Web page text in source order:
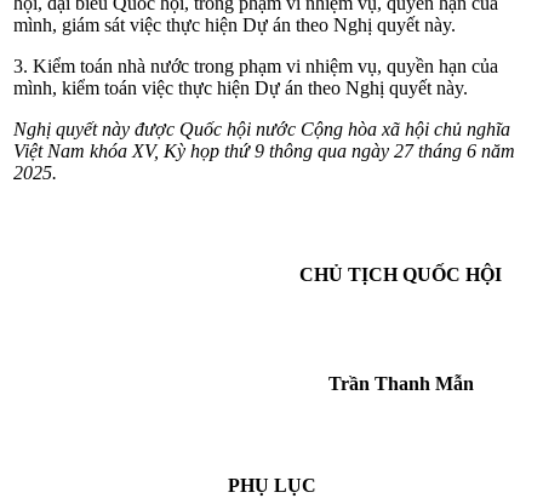
mình, giám sát việc thực hiện Dự án theo Nghị quyết này.
3. Kiểm toán nhà nước trong phạm vi nhiệm vụ, quyền hạn của
mình, kiểm toán việc thực hiện Dự án theo Nghị quyết này.
Nghị quyết này được Quốc hội nước Cộng hòa xã hội chủ nghĩa
Việt Nam khóa XV, Kỳ họp thứ 9 thông qua ngày 27 tháng 6 năm
2025.
CHỦ TỊCH QUỐC HỘI
Trần Thanh Mẫn
PHỤ LỤC